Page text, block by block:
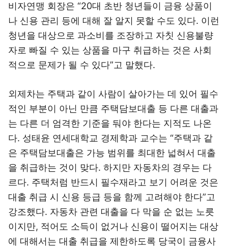
비자연맹 회장은 “20대 초반 청년들이 금융 상품이
나 신용 관리 등에 대해 잘 알지 못할 수도 있다. 이런
청년을 대상으로 과소비를 조장하고 자칫 신용불량
자로 빠질 수 있는 상품을 마구 취급하는 것은 사회
적으로 문제가 될 수 있다”고 말했다.
외제차는 주택과 같이 사람이 살아가는 데 있어 필수
적인 부분이 아닌 만큼 주택담보대출 등 다른 대출과
는 다른 더 엄격한 기준을 둬야 한다는 지적도 나온
다. 성태윤 연세대학교 경제학과 교수는 “주택과 같
은 주택담보대출은 가능 범위를 최대한 넓혀서 대출
을 취급하는 것이 맞다. 하지만 자동차의 경우는 다
르다. 주택처럼 반드시 필수재라고 보기 어려운 것은
대출 취급 시 신용 등급 등을 함께 고려해야 한다”고
강조했다. 자동차 관련 대출을 다 막을 순 없는 노릇
이지만, 적어도 소득이 없거나 신용이 떨어지는 대상
에 대해서는 대출 취급을 제한하도록 당국이 금융사